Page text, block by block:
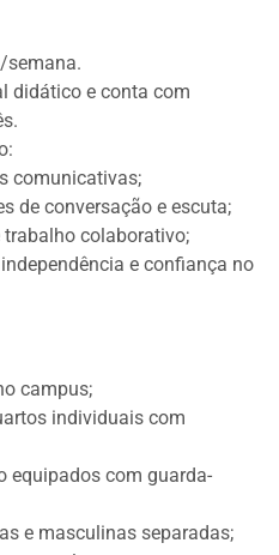
semana.
didático e conta com
comunicativas;
de conversação e escuta;
colaborativo;
e confiança no
campus;
individuais com
equipados com guarda-
e masculinas separadas;